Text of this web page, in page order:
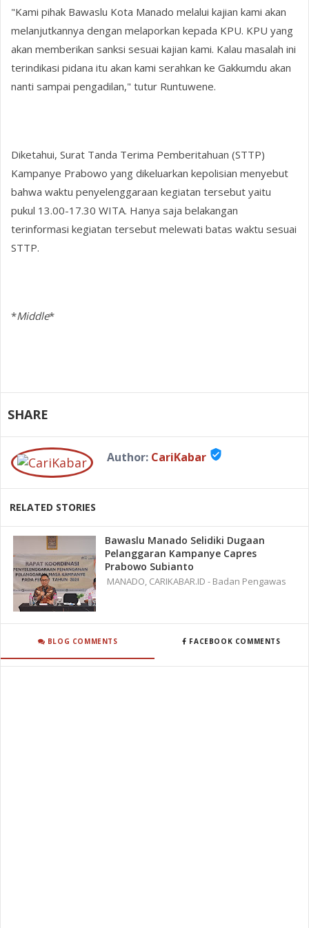
"Kami pihak Bawaslu Kota Manado melalui kajian kami akan
melanjutkannya dengan melaporkan kepada KPU. KPU yang
akan memberikan sanksi sesuai kajian kami. Kalau masalah ini
terindikasi pidana itu akan kami serahkan ke Gakkumdu akan
nanti sampai pengadilan," tutur Runtuwene.
Diketahui, Surat Tanda Terima Pemberitahuan (STTP)
Kampanye Prabowo yang dikeluarkan kepolisian menyebut
bahwa waktu penyelenggaraan kegiatan tersebut yaitu
pukul 13.00-17.30 WITA. Hanya saja belakangan
terinformasi kegiatan tersebut melewati batas waktu sesuai
STTP.
*Middle*
SHARE
Author: CariKabar verified_user
RELATED STORIES
Bawaslu Manado Selidiki Dugaan
Pelanggaran Kampanye Capres
Prabowo Subianto
MANADO, CARIKABAR.ID - Badan Pengawas
BLOG COMMENTS FACEBOOK COMMENTS